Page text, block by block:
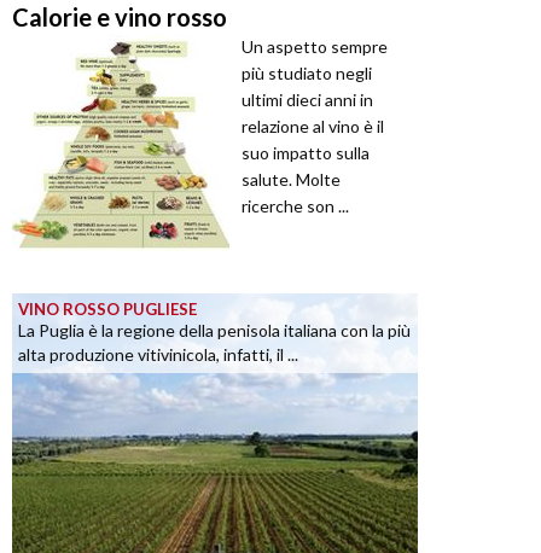
Calorie e vino rosso
Un aspetto sempre
più studiato negli
ultimi dieci anni in
relazione al vino è il
suo impatto sulla
salute. Molte
ricerche son ...
VINO ROSSO PUGLIESE
La Puglia è la regione della penisola italiana con la più
alta produzione vitivinicola, infatti, il ...